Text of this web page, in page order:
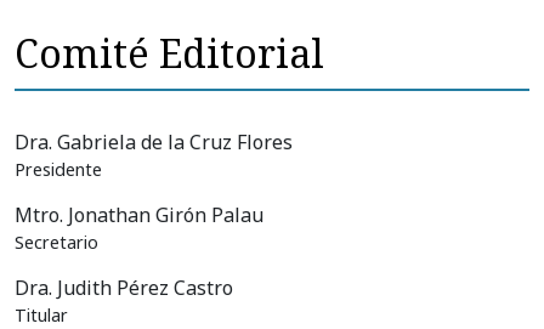
Comité Editorial
Dra. Gabriela de la Cruz Flores
Presidente
Mtro. Jonathan Girón Palau
Secretario
Dra. Judith Pérez Castro
Titular